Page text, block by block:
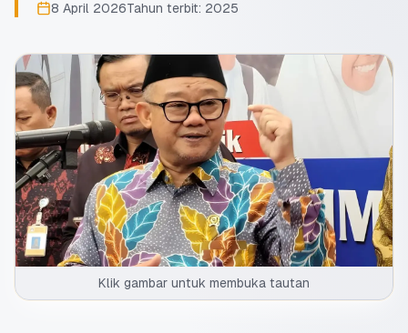
8 April 2026Tahun terbit: 2025
Klik gambar untuk membuka tautan